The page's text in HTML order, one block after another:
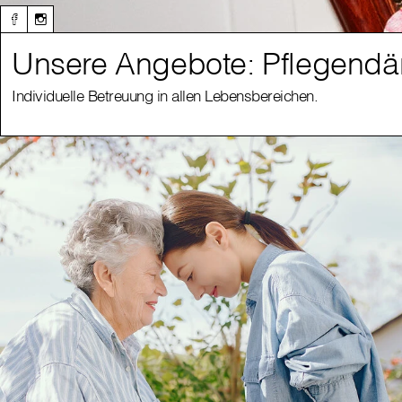
Unsere Angebote:
Individuelle Betreuung in allen Lebensbereichen.